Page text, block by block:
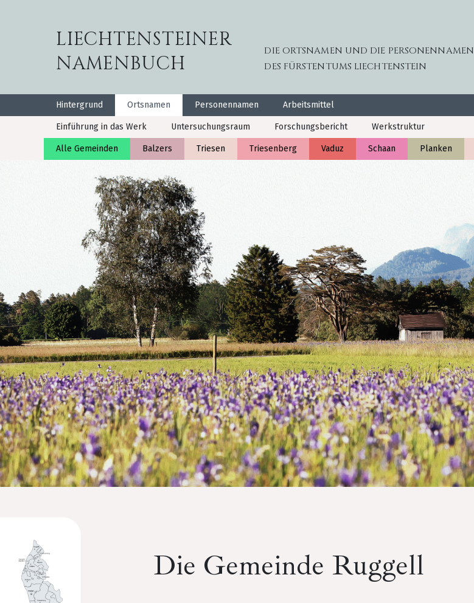
LIECHTENSTEINER
NAMENBUCH
DIE ORTSNAMEN UND DIE PERSONENNAMEN
DES FÜRSTENTUMS LIECHTENSTEIN
Hintergrund Ortsnamen Personennamen Arbeitsmittel
Einführung in das Werk Untersuchungsraum Forschungsbericht Werkstruktur
Alle Gemeinden Balzers Triesen Triesenberg Vaduz Schaan Planken
Die Gemeinde Ruggell